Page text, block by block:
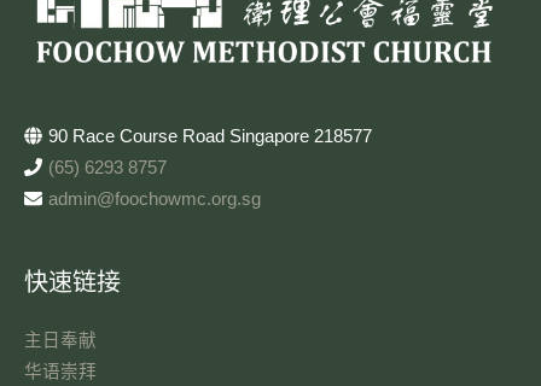
90 Race Course Road Singapore 218577
(65) 6293 8757
admin@foochowmc.org.sg
快速链接
主日奉献​
华语崇拜